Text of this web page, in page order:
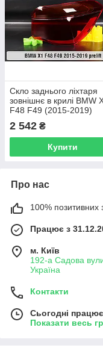
Скло заднього ліхтаря
зовнішнє в крилі BMW
F48 F49 (2015-2019)
дорест праве
2 542 ₴
Купити
Про нас
100% позитивних
Працює з
м. Київ
192-а Садова
Україна
Контакти
Сьогодні
Показати весь